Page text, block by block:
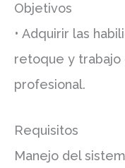
Objetivos
• Adquirir las
retoque y trabajo
profesional.
Requisitos
Manejo del